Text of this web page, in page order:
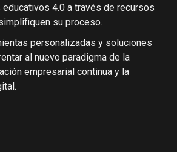
4.0 a través de recursos
su proceso.
personalizadas y soluciones
al nuevo paradigma de la
empresarial continua y la